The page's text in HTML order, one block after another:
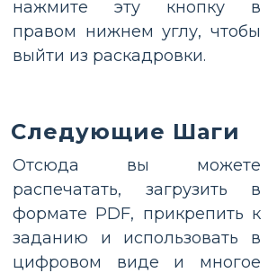
нажмите эту кнопку в
правом нижнем углу, чтобы
выйти из раскадровки.
Следующие Шаги
Отсюда вы можете
распечатать, загрузить в
формате PDF, прикрепить к
заданию и использовать в
цифровом виде и многое